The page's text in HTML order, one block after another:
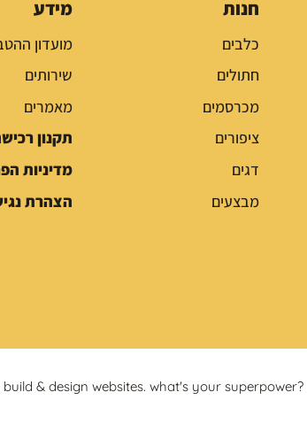
חנות
כלבים
חתולים
מכרסמים
ציפורים
דגים
מבצעים
מידע
מועדון
שירותים
מאמרים
תקנון
מדיניות
הצהרת
build & design websites. what's your superpower?